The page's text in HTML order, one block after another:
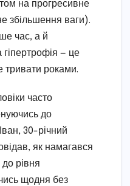
на прогресивне
збільшення ваги).
час, а й
— це
тривати роками.
часто
до
30-річний
як намагався
до рівня
щодня без